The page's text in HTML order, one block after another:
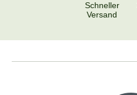
Schneller
Versand